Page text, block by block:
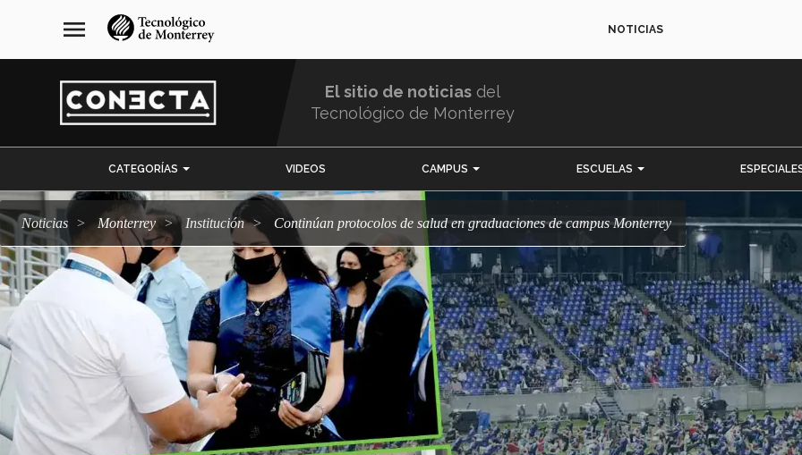
navegación
principal
menu NOTICIAS
El sitio de noticias del
Tecnológico de Monterrey
CATEGORÍAS VIDEOS CAMPUS ESCUELAS
Noticias Monterrey Institución Continúan protocolos de salud en graduaciones de campus Monterrey